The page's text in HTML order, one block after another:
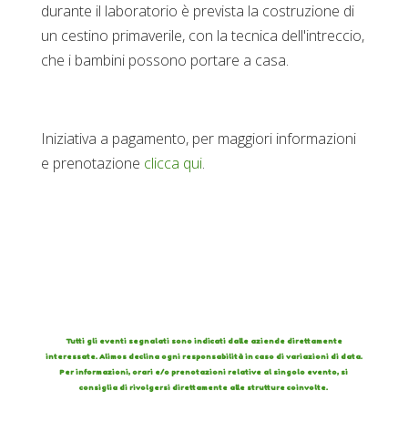
durante il laboratorio è prevista la costruzione di
un cestino primaverile, con la tecnica dell'intreccio,
che i bambini possono portare a casa.
Iniziativa a pagamento, per maggiori informazioni
e prenotazione clicca qui.
Tutti gli eventi segnalati sono indicati dalle aziende direttamente
interessate. Alimos declina ogni responsabilità in caso di variazioni di data.
Per informazioni, orari e/o prenotazioni relative al singolo evento, si
consiglia di rivolgersi direttamente alle strutture coinvolte.